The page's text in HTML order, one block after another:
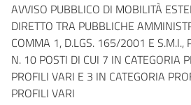
AVVISO PUBBLICO DI MOBILITÀ
DIRETTO TRA PUBBLICHE
COMMA 1, D.LGS. 165/2001 E S.M.I.,
N. 10 POSTI DI CUI 7 IN CATEGORIA
PROFILI VARI E 3 IN CATEGORIA
PROFILI VARI